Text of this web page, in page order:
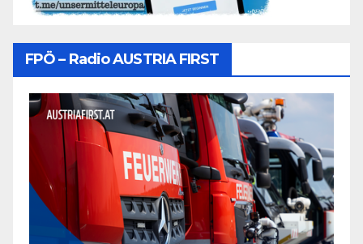
FPÖ – Radio AUSTRIA FIRST